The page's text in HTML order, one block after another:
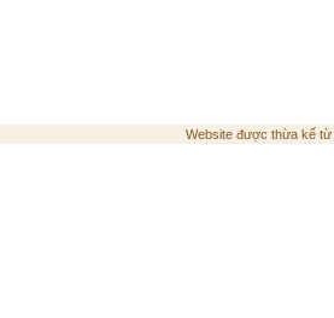
Website được thừa kế từ